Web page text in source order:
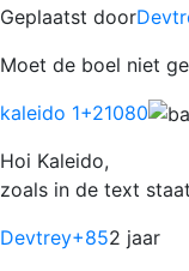
Geplaatst door
Moet de boel niet
kaleido 1+21080
Hoi Kaleido,
zoals in de text
Devtrey+852 jaar